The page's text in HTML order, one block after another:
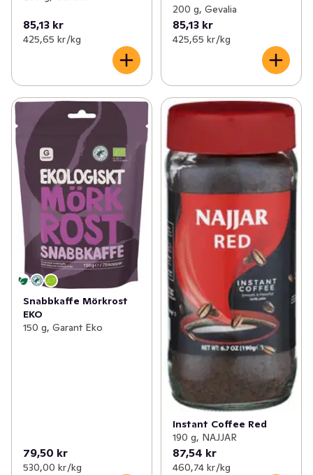
85,13 kr
425,65 kr /kg
200 g, Gevalia
85,13 kr
425,65 kr /kg
Snabbkaffe Mörkrost
EKO
150 g, Garant Eko
79,50 kr
530,00 kr /kg
Instant Coffee Red
190 g, NAJJAR
87,54 kr
460,74 kr /kg